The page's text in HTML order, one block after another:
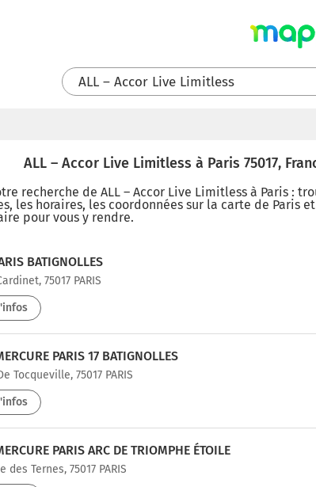
ALL – Accor Live Limitless
ALL – Accor Live Limitless à Paris 75017,
recherche de ALL – Accor Live Limitless à Paris :
les horaires, les coordonnées sur la carte de Paris
pour vous y rendre.
BATIGNOLLES
75017 PARIS
PARIS 17 BATIGNOLLES
Tocqueville, 75017 PARIS
PARIS ARC DE TRIOMPHE ÉTOILE
des Ternes, 75017 PARIS